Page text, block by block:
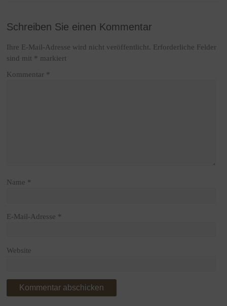
Schreiben Sie einen Kommentar
Ihre E-Mail-Adresse wird nicht veröffentlicht. Erforderliche Felder
sind mit * markiert
Kommentar *
Name *
E-Mail-Adresse *
Website